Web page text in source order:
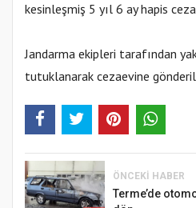
kesinleşmiş 5 yıl 6 ay hapis
Jandarma ekipleri tarafından
tutuklanarak cezaevine
ÖNCEKI HABER
Terme’de